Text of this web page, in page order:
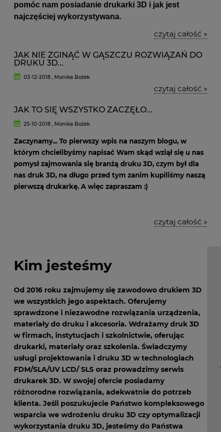
pomóc nam posiadanie drukarki 3D i jak jest
najczęściej wykorzystywana.
czytaj całość »
JAK NIE ZGINĄĆ W GĄSZCZU ROZWIĄZAŃ DO
DRUKU 3D...
03-12-2018 , Monika Bożek
czytaj całość »
JAK TO SIĘ WSZYSTKO ZACZĘŁO...
25-10-2018 , Monika Bożek
Zaczynamy... To pierwszy wpis na naszym blogu, w
którym chcielibyśmy napisać Wam skąd wziął się u nas
pomysł zajmowania się branżą druku 3D, czym był dla
nas druk 3D, na długo przed tym zanim kupiliśmy naszą
pierwszą drukarkę. A więc zapraszam :)
czytaj całość »
Kim jesteśmy
Od 2016 roku zajmujemy się zawodowo drukiem 3D
we wszystkich jego aspektach. Oferujemy
sprawdzone i niezawodne rozwiązania urządzenia,
materiały do druku i akcesoria. Wdrażamy druk 3D
w firmach, instytucjach i szkolnictwie, oferując
drukarki, materiały oraz szkolenia. Świadczymy
usługi projektowania i druku 3D w technologiach
FDM/SLA/UV LCD/ SLS oraz prowadzimy serwis
drukarek 3D. W swojej ofercie posiadamy
różnorodne rozwiązania, adekwatnie do potrzeb
klienta. Jeśli poszukujecie Państwo kompleksowego
wsparcia we wdrożeniu druku 3D czy optymalizacji
wykorzystania druku 3D, jesteśmy do Państwa